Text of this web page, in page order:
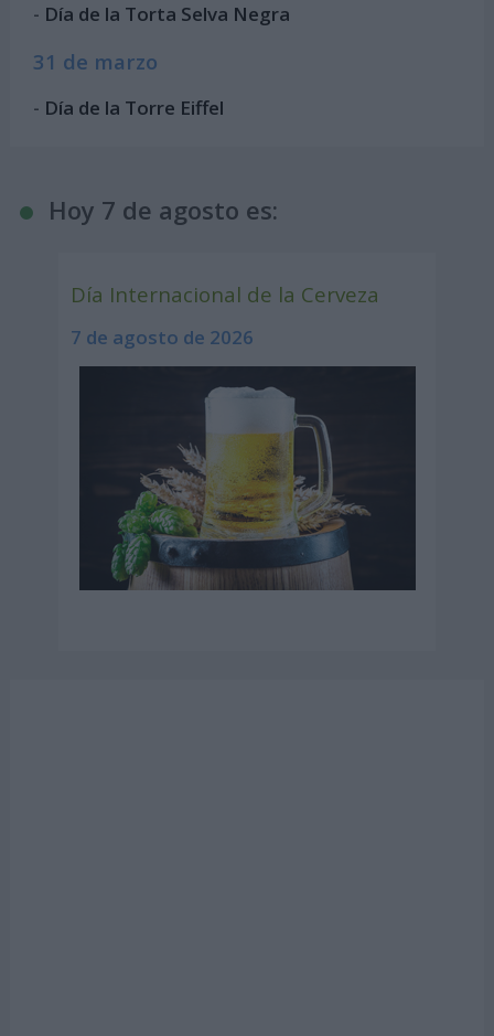
- Día de la Torta Selva Negra
31 de marzo
- Día de la Torre Eiffel
Hoy 7 de agosto es:
Día Internacional de la Cerveza
7 de agosto de 2026